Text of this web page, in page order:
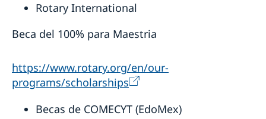
Rotary International
Beca del 100% para Maestria
https://www.rotary.org/en/our-
programs/scholarships
Becas de COMECYT (EdoMex)